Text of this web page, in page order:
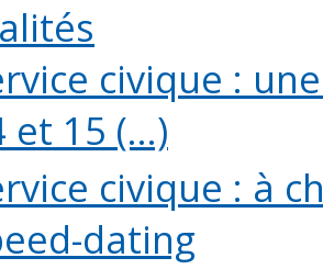
civique :
et 15 (...)
civique : à
dating